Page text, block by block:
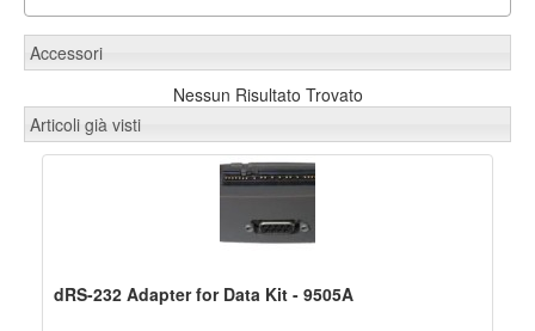
Accessori
Nessun Risultato Trovato
Articoli già visti
dRS-232 Adapter for Data Kit - 9505A